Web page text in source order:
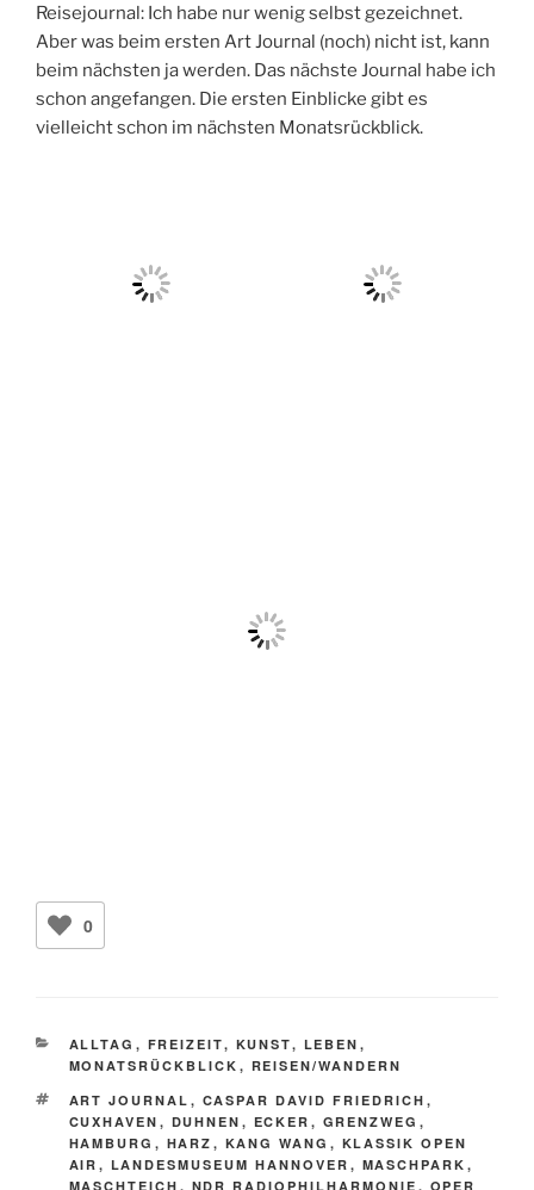
Reisejournal: Ich habe nur wenig selbst gezeichnet.
Aber was beim ersten Art Journal (noch) nicht ist, kann
beim nächsten ja werden. Das nächste Journal habe ich
schon angefangen. Die ersten Einblicke gibt es
vielleicht schon im nächsten Monatsrückblick.
0
KATEGORIEN
ALLTAG , FREIZEIT, KUNST, LEBEN ,
MONATSRÜCKBLICK , REISEN/WANDERN
SCHLAGWÖRTER
ART JOURNAL , CASPAR DAVID FRIEDRICH ,
CUXHAVEN , DUHNEN , ECKER , GRENZWEG ,
HAMBURG , HARZ , KANG WANG , KLASSIK OPEN
AIR , LANDESMUSEUM HANNOVER , MASCHPARK ,
MASCHTEICH , NDR RADIOPHILHARMONIE , OPER